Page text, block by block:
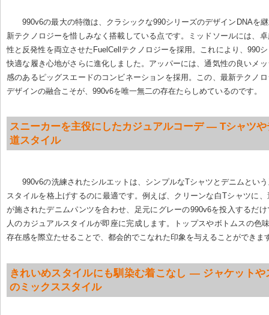
990v6の最大の特徴は、クラシックな990シリーズのデザインDNAを
新テクノロジーを惜しみなく搭載している点です。ミッドソールには、
性と反発性を両立させたFuelCellテクノロジーを採用。これにより、990
快適な履き心地がさらに進化しました。アッパーには、通気性の良いメ
感のあるピッグスエードのコンビネーションを採用。この、最新テクノ
デザインの融合こそが、990v6を唯一無二の存在たらしめているのです。
スニーカーを主役にしたカジュアルコーデ — Tシャツ
道スタイル
990v6の洗練されたシルエットは、シンプルなTシャツとデニムとい
スタイルを格上げするのに最適です。例えば、クリーンな白Tシャツに
が施されたデニムパンツを合わせ、足元にグレーの990v6を投入するだ
人のカジュアルスタイルが即座に完成します。トップスやボトムスの色
存在感を際立たせることで、都会的でこなれた印象を与えることができま
きれいめスタイルにも馴染む着こなし — ジャケットや
のミックススタイル